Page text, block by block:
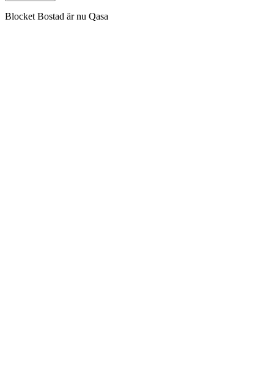
Blocket Bostad är nu Qasa